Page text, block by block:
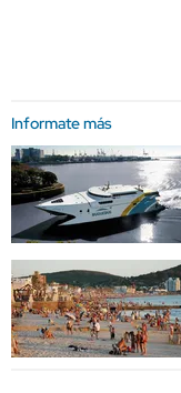
Informate más